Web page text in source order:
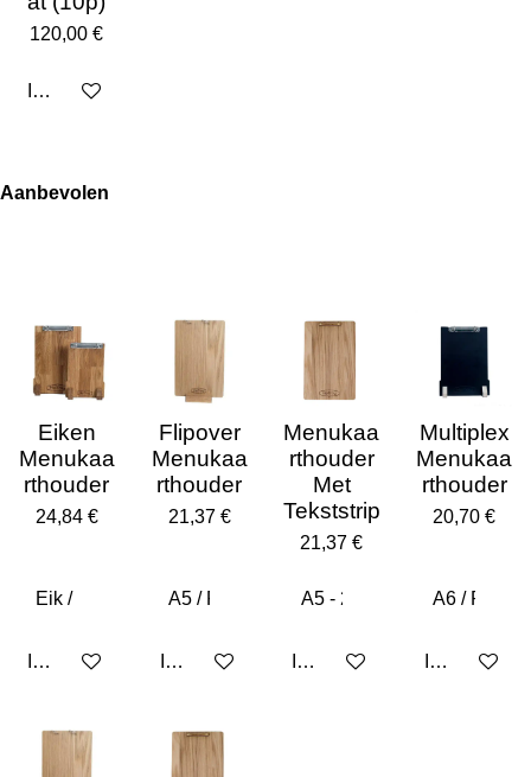
120,00 €
In den Warenkorb
Aanbevolen
Eiken
Menukaa
rthouder
24,84 €
In den Warenkorb
Flipover
Menukaa
rthouder
21,37 €
In den Warenkorb
Menukaa
rthouder
Met
Tekststrip
21,37 €
In den Warenkorb
Multiplex
Menukaa
rthouder
20,70 €
In den